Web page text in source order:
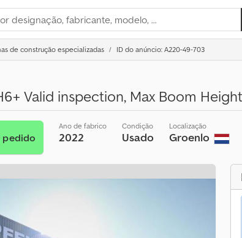
de construção especializadas ID do anúncio: A220-49-703
Valid inspection, Max Boom
pedido
Ano de fabrico
2022
Condição
Usado
Localização
Groenlo